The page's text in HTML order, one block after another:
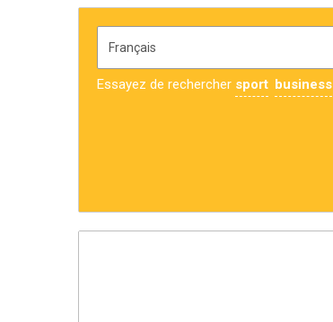
Essayez de rechercher sport business